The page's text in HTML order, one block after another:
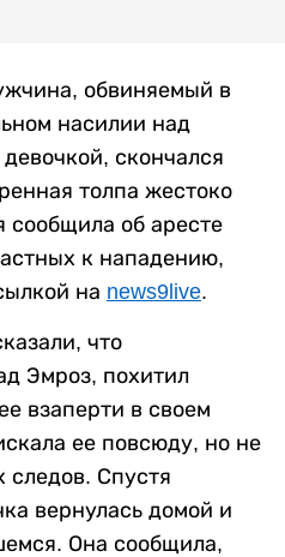
обвиняемый в
насилии над
скончался
толпа жестоко
сообщила об аресте
к нападению,
на news9live.
что
Эмроз, похитил
взаперти в своем
ее повсюду, но не
следов. Спустя
вернулась домой и
Она сообщила,